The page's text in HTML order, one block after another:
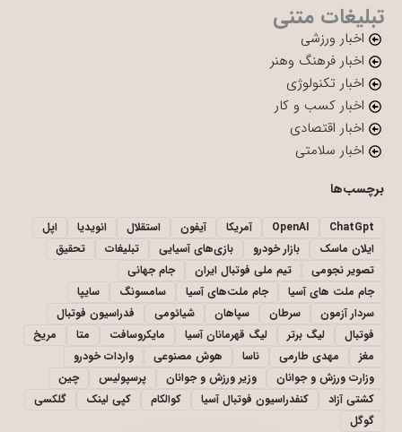
تبلیغات متنی
اخبار ورزشی
اخبار فرهنگ وهنر
اخبار تکنولوژی
اخبار کسب و کار
اخبار اقتصادی
اخبار سلامتی
برچسب‌ها
ChatGpt
OpenAI آمریکا آیفون استقلال انویدیا
اپل
ایلان ماسک
بازار خودرو بازی‌های آسیایی تبلیغات
تحقیق
تصویر نجومی
تیم ملی فوتبال ایران
جام جهانی
جام ملت های آسیا
جام ملت‌های آسیا سامسونگ
سایپا
سردار آزمون
سرطان سپاهان شیائومی
فدراسیون فوتبال
فوتبال
لیگ برتر لیگ قهرمانان آسیا مایکروسافت متا
مریخ
مغز
مهدی طارمی ناسا هوش مصنوعی
واردات خودرو
وزارت ورزش و جوانان
وزیر ورزش و جوانان پرسپولیس
چین
کشتی آزاد
کنفدراسیون فوتبال آسیا کوالکام کپی لینک
گلکسی
گوگل